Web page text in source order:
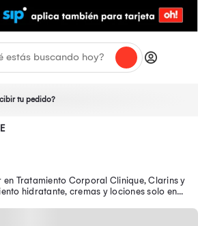
tu pedido?
Tratamiento Corporal Clinique, Clarins y
hidratante, cremas y lociones solo en